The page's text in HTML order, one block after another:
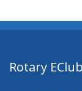
Rotary